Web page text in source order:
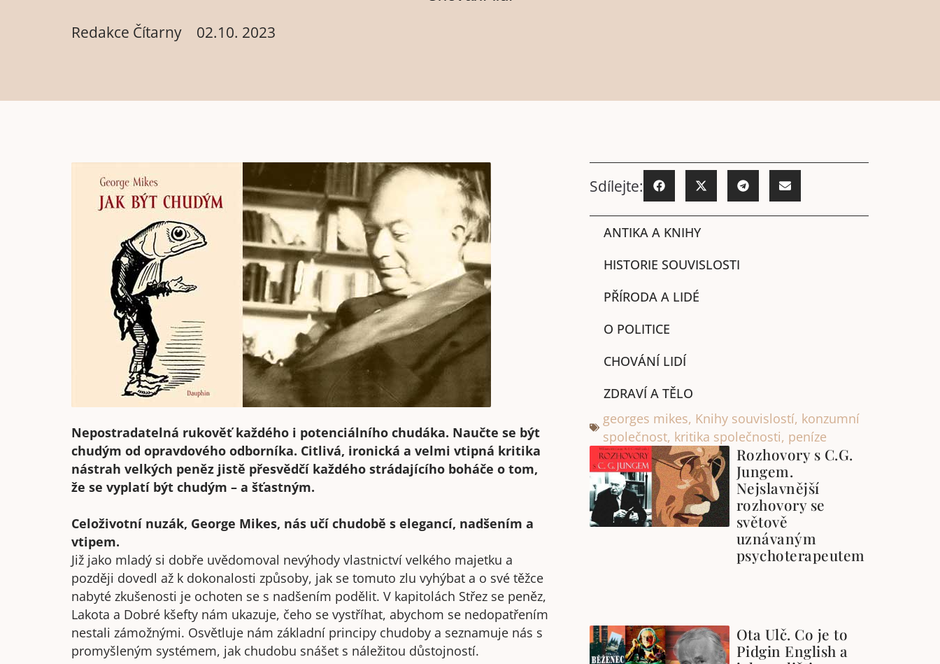
Redakce Čítarny 02.10. 2023
Nepostradatelná rukověť každého i potenciálního chudáka. Naučte se být
chudým od opravdového odborníka. Citlivá, ironická a velmi vtipná kritika
nástrah velkých peněz jistě přesvědčí každého strádajícího boháče o tom,
že se vyplatí být chudým – a šťastným.
Celoživotní nuzák, George Mikes, nás učí chudobě s elegancí, nadšením a
vtipem.
Již jako mladý si dobře uvědomoval nevýhody vlastnictví velkého majetku a
později dovedl až k dokonalosti způsoby, jak se tomuto zlu vyhýbat a o své těžce
nabyté zkušenosti je ochoten se s nadšením podělit. V kapitolách Střez se peněz,
Lakota a Dobré kšefty nám ukazuje, čeho se vystříhat, abychom se nedopatřením
nestali zámožnými. Osvětluje nám základní principy chudoby a seznamuje nás s
promyšleným systémem, jak chudobu snášet s náležitou důstojností.
Sdílejte:
ANTIKA A KNIHY
HISTORIE SOUVISLOSTI
PŘÍRODA A LIDÉ
O POLITICE
CHOVÁNÍ LIDÍ
ZDRAVÍ A TĚLO
georges mikes, Knihy souvislostí, konzumní
společnost, kritika společnosti, peníze
Rozhovory s C.G.
Jungem.
Nejslavnější
rozhovory se
světově
uznávaným
psychoterapeutem
Ota Ulč. Co je to
Pidgin English a